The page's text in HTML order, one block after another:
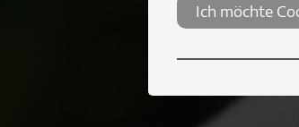
Ich möchte